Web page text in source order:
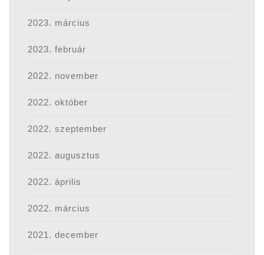
2023. március
2023. február
2022. november
2022. október
2022. szeptember
2022. augusztus
2022. április
2022. március
2021. december